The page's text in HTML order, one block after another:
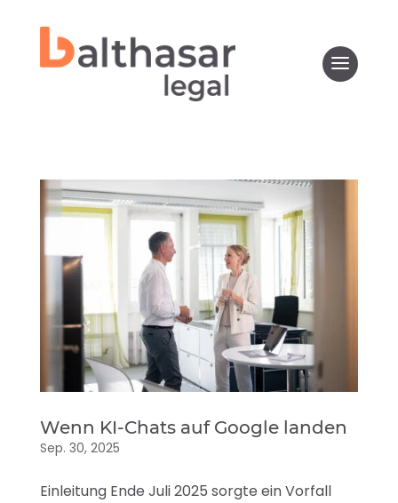
Wenn KI-Chats auf Google landen
Sep. 30, 2025
Einleitung Ende Juli 2025 sorgte ein Vorfall